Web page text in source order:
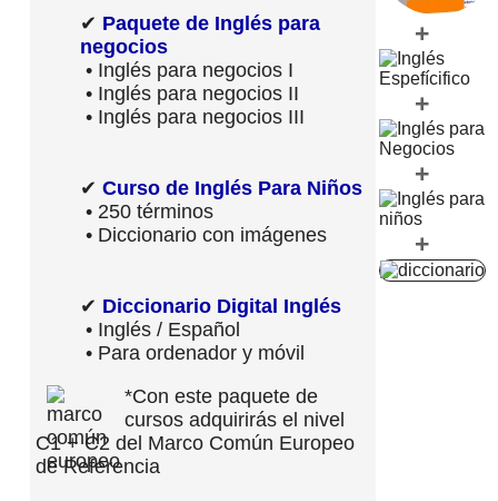
✔ Paquete de Inglés para
negocios
• Inglés para negocios I
• Inglés para negocios II
• Inglés para negocios III
✔ Curso de Inglés Para Niños
• 250 términos
• Diccionario con imágenes
✔ Diccionario Digital Inglés
• Inglés / Español
• Para ordenador y móvil
*Con este paquete de
cursos adquirirás el nivel
C1 + C2 del Marco Común Europeo
de Referencia
+
+
+
+